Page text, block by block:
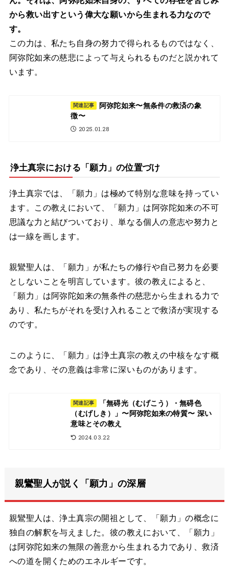
から救い出すという偉大な願いから生まれる力なので
す。
この力は、私たち自身の努力で得られるものではなく、
阿弥陀如来の慈悲によって与えられるものだと説かれて
います。
関連記事
阿弥陀如来〜無条件の救済の象
徴〜
2025.01.28
浄土真宗における「願力」の位置づけ
浄土真宗では、「願力」は極めて特別な意味を持ってい
ます。この教えにおいて、「願力」は阿弥陀如来の不可
思議な力と結びついており、単なる個人の意志や努力と
は一線を画します。
親鸞聖人は、「願力」が私たちの修行や自己努力を必要
としないことを明言しています。彼の教えによると、
「願力」は阿弥陀如来の無条件の慈悲から生まれる力で
あり、私たちがそれを受け入れることで救済が実現する
のです。
このように、「願力」は浄土真宗の教えの中核をなす概
念であり、その意義は非常に深いものがあります。
関連記事
「無碍光（むげこう）・無碍色
（むげしき）」〜阿弥陀如来の特質〜 深い
意味とその教え
2024.03.22
親鸞聖人が説く「願力」の深層
親鸞聖人は、浄土真宗の開祖として、「願力」の概念に
独自の解釈を与えました。彼の教えにおいて、「願力」
は阿弥陀如来の無限の善意から生まれる力であり、救済
への道を開くためのエネルギーです。